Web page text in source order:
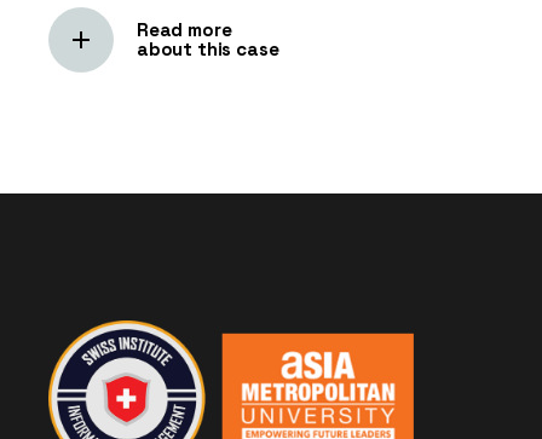
Read more
about this case